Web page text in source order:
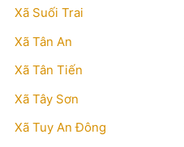
Xã Suối Trai
Xã Tân An
Xã Tân Tiến
Xã Tây Sơn
Xã Tuy An Đông